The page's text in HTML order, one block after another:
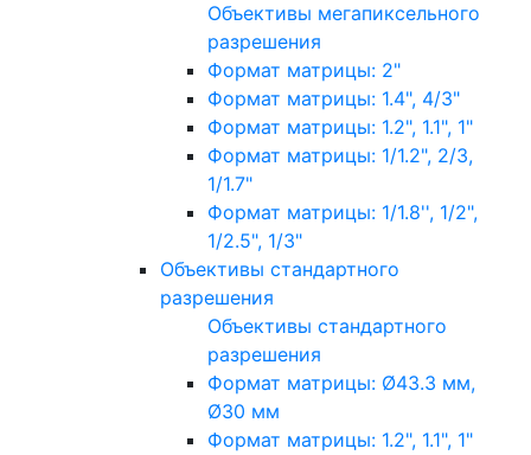
Объективы мегапиксельного
разрешения
Формат матрицы: 2"
Формат матрицы: 1.4", 4/3"
Формат матрицы: 1.2", 1.1", 1"
Формат матрицы: 1/1.2", 2/3,
1/1.7"
Формат матрицы: 1/1.8'', 1/2",
1/2.5", 1/3"
Объективы стандартного
разрешения
Объективы стандартного
разрешения
Формат матрицы: Ø43.3 мм,
Ø30 мм
Формат матрицы: 1.2", 1.1", 1"